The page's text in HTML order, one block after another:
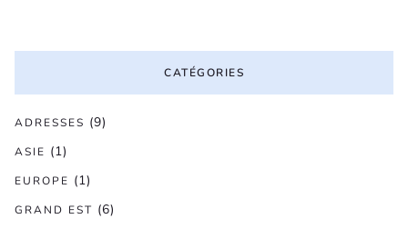
CATÉGORIES
ADRESSES (9)
ASIE (1)
EUROPE (1)
GRAND EST (6)